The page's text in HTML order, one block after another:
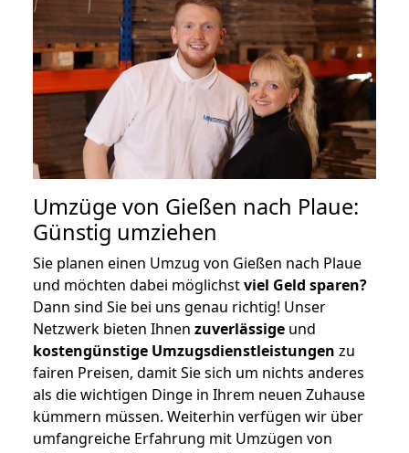
Umzüge von Gießen nach Plaue:
Günstig umziehen
Sie planen einen Umzug von Gießen nach Plaue
und möchten dabei möglichstviel Geld sparen?
Dann sind Sie bei uns genau richtig! Unser
Netzwerk bieten Ihnen zuverlässige und
kostengünstige Umzugsdienstleistungen zu
fairen Preisen, damit Sie sich um nichts anderes
als die wichtigen Dinge in Ihrem neuen Zuhause
kümmern müssen. Weiterhin verfügen wir über
umfangreiche Erfahrung mit Umzügen von